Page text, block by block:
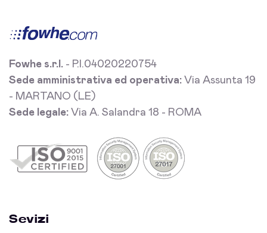
Fowhe s.r.l. - P.I.04020220754
Sede amministrativa ed operativa: Via Assunta 19
- MARTANO (LE)
Sede legale: Via A. Salandra 18 - ROMA
Sevizi